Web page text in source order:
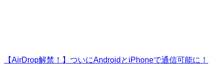
【AirDrop解禁！】ついにAndroidとiPhoneで通信可能に！